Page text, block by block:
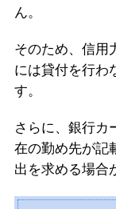
ん。
そのため、信用
には貸付を行わ
す。
さらに、銀行カ
在の勤め先が記
出を求める場合